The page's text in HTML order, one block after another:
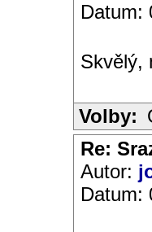
Datum:
Skvělý,
Volby:
Re:
Autor:
Datum: